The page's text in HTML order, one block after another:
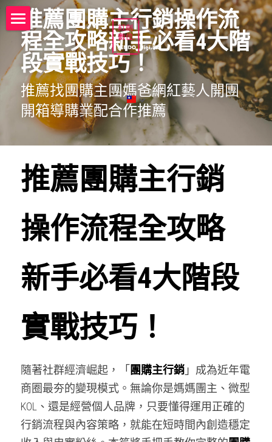
電商代營運代操託管紅創數位
founder
電商代營運代操託管服務流程
電商代營運代操託管解決方案
一站多通路代銷商品諮詢 ☎️
電商代營運代操Q&A
電商創業知識庫
團購特賣網團主KOL藝人
我是品牌找團主☎️
我是團主找商品☎️
我是團購主福委登記合作☎️
推薦團購主行銷操作流
程全攻略新手必看4大階
段實戰技巧！
推薦找團購主團媽爸網紅藝人開團
開箱導購業配合作推薦
推薦團購主行銷
操作流程全攻略
新手必看4大階段
實戰技巧！
隨著社群經濟崛起，「 團購主行銷 」成為近年電
商圈最夯的變現模式。無論你是媽媽團主、微型
KOL、還是經營個人品牌，只要懂得運用正確的
行銷流程與內容策略，就能在短時間內創造穩定